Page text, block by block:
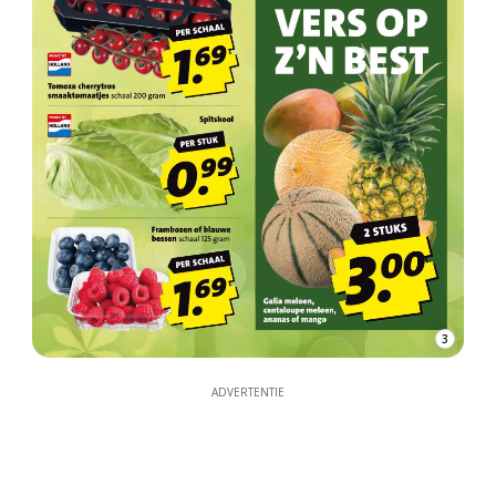
3
ADVERTENTIE